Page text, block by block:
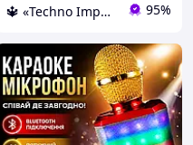
🔱 «Techno Imperia» Компетентность! Качество товара! Быстрая отправка! ✅ 95%